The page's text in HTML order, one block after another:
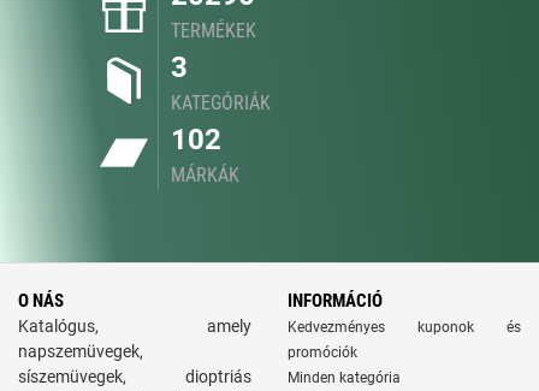
TERMÉKEK
3
KATEGÓRIÁK
102
MÁRKÁK
O NÁS
Katalógus, amely
napszemüvegek,
síszemüvegek, dioptriás
INFORMÁCIÓ
Kedvezményes kuponok és
promóciók
Minden kategória